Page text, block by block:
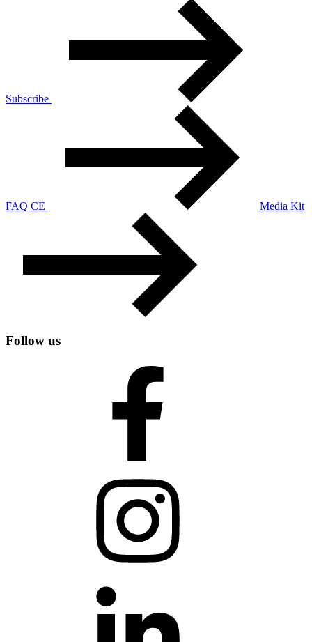
Subscribe
FAQ CE Media Kit
Follow us